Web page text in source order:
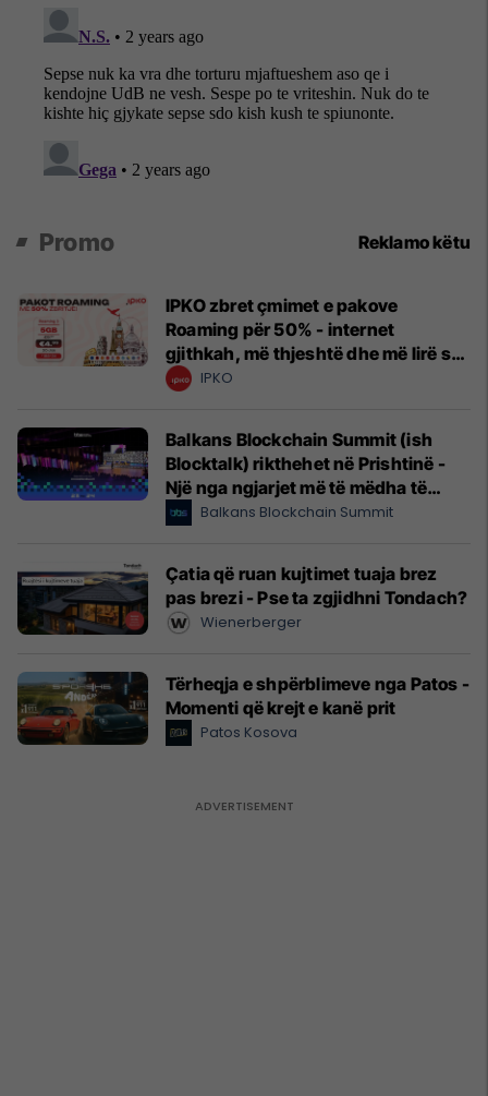
Promo Reklamo këtu
IPKO zbret çmimet e pakove
Roaming për 50% - internet
gjithkah, më thjeshtë dhe më lirë se
kurrë!IPKO
Balkans Blockchain Summit (ish
Blocktalk) rikthehet në Prishtinë -
Një nga ngjarjet më të mëdha të
Web3 në Europë
Balkans Blockchain Summit
Çatia që ruan kujtimet tuaja brez
pas brezi - Pse ta zgjidhni Tondach?
Wienerberger
Tërheqja e shpërblimeve nga Patos -
Momenti që krejt e kanë prit
Patos Kosova